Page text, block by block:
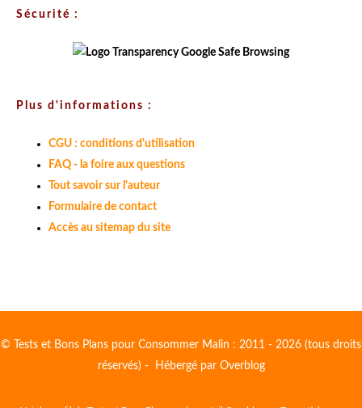
Sécurité :
Plus d'informations :
CGU : conditions d'utilisation
FAQ - la foire aux questions
Tout savoir sur l'auteur
Formulaire de contact
Accès au sitemap du site
© Tests et Bons Plans pour Consommer Malin : 2011 - 2026 (tous droits
réservés) - Hébergé par Overblog